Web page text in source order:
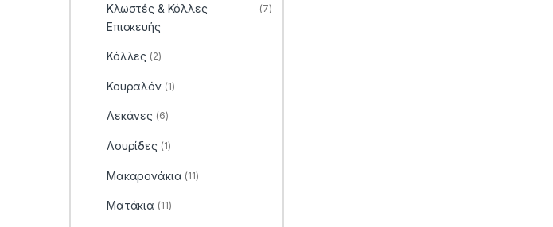
Κλωστές & Κόλλες
Επισκευής
(7)
Κόλλες (2)
Κουραλόν (1)
Λεκάνες (6)
Λουρίδες (1)
Μακαρονάκια (11)
Ματάκια (11)